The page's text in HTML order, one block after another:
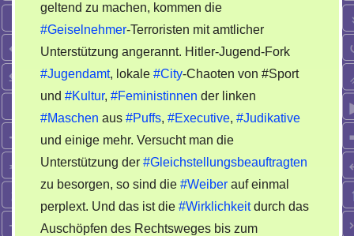
geltend zu machen, kommen die
#Geiselnehmer-Terroristen mit amtlicher
Unterstützung angerannt. Hitler-Jugend-Fork
#Jugendamt, lokale #City-Chaoten von #Sport
und #Kultur, #Feministinnen der linken
#Maschen aus #Puffs, #Executive, #Judikative
und einige mehr. Versucht man die
Unterstützung der #Gleichstellungsbeauftragten
zu besorgen, so sind die #Weiber auf einmal
perplext. Und das ist die #Wirklichkeitdurch das
Auschöpfen des Rechtsweges bis zum